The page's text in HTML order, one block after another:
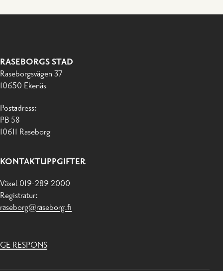
RASEBORGS STAD
Raseborgsvägen 37
10650 Ekenäs
Postadress:
PB 58
10611 Raseborg
KONTAKTUPPGIFTER
Växel 019-289 2000
Registratur:
raseborg@raseborg.fi
GE RESPONS